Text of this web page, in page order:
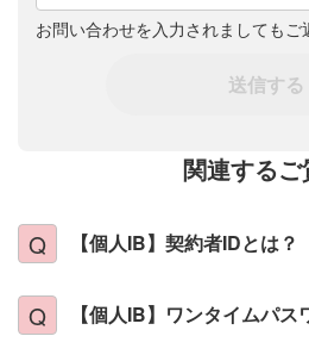
お問い合わせを入力されましても
送信する
関連するご
【個人IB】契約者IDとは？
【個人IB】ワンタイムパス